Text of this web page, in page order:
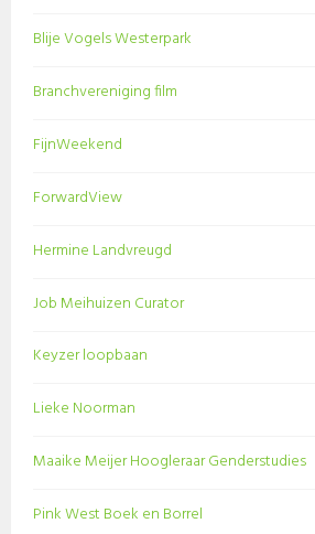
Blije Vogels Westerpark
Branchvereniging film
FijnWeekend
ForwardView
Hermine Landvreugd
Job Meihuizen Curator
Keyzer loopbaan
Lieke Noorman
Maaike Meijer Hoogleraar Genderstudies
Pink West Boek en Borrel